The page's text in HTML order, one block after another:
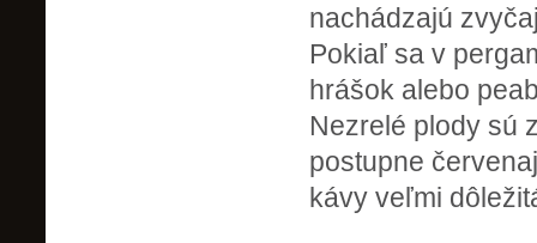
nachádzajú
Pokiaľ sa v
hrášok alebo
Nezrelé plody sú
postupne
kávy veľmi